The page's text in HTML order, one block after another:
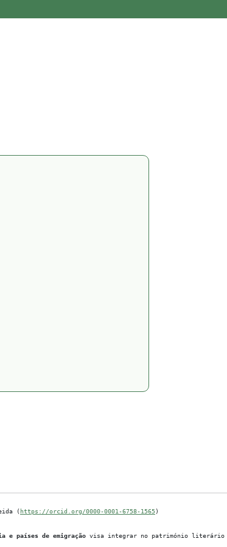
( https://orcid.org/0000-0001-6758-1565)
e países de emigração visa integrar no património literário